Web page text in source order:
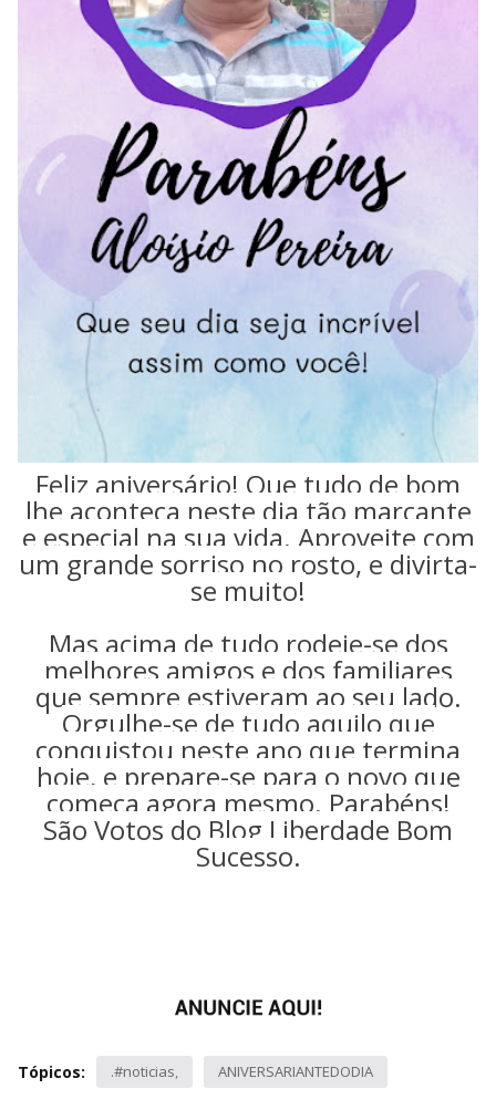
Feliz aniversário! Que tudo de bom
lhe aconteça neste dia tão marcante
e especial na sua vida. Aproveite com
um grande sorriso no rosto, e divirta-
se muito!
Mas acima de tudo rodeie-se dos
melhores amigos e dos familiares
que sempre estiveram ao seu lado.
Orgulhe-se de tudo aquilo que
conquistou neste ano que termina
hoje, e prepare-se para o novo que
começa agora mesmo. Parabéns!
São Votos do Blog Liberdade Bom
Sucesso.
Tópicos: .#noticias ANIVERSARIANTEDODIA